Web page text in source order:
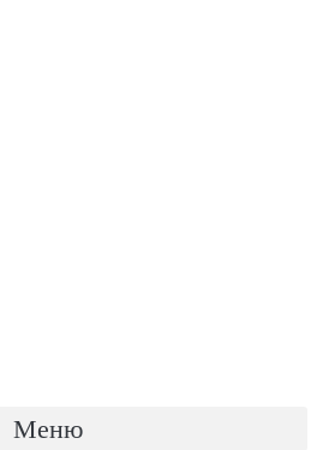
Меню